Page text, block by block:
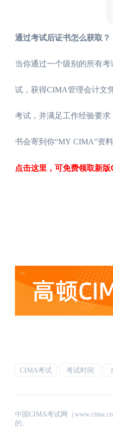
通过考试后证书怎么获取？
当你通过一个级别的所有
试，获得CIMA管理会计文
考试，并满足工作经验要
书会寄到你“MY CIMA”资
点击这里，可免费领取新
CIMA考试 考试时间
中国CIMA考试网（
的。